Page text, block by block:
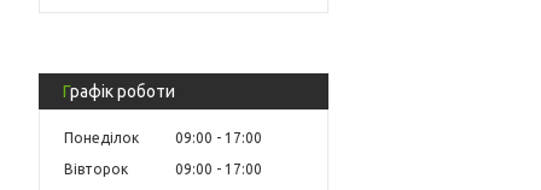
Графік роботи
Понеділок 09:00
17:00
Вівторок
09:00
17:00